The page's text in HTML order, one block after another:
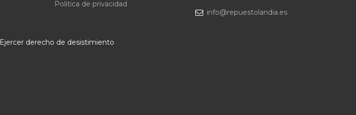
Politica de privacidad
info@repuestolandia.es
Ejercer derecho de desistimiento